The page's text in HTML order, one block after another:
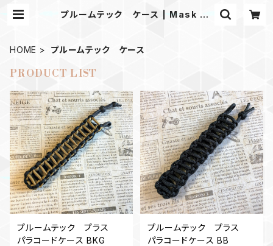
プルームテック ケース | Mask sh
HOME プルームテック ケース
PRODUCT LIST
プルームテック プラス
パラコードケース BKG
プルームテック プラス
パラコードケース BB